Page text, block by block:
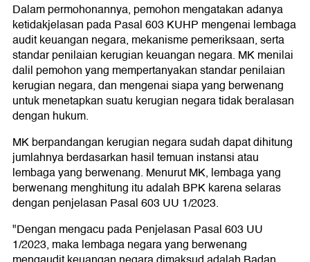
Dalam permohonannya, pemohon mengatakan adanya
ketidakjelasan pada Pasal 603 KUHP mengenai lembaga
audit keuangan negara, mekanisme pemeriksaan, serta
standar penilaian kerugian keuangan negara. MK menilai
dalil pemohon yang mempertanyakan standar penilaian
kerugian negara, dan mengenai siapa yang berwenang
untuk menetapkan suatu kerugian negara tidak beralasan
dengan hukum.
MK berpandangan kerugian negara sudah dapat dihitung
jumlahnya berdasarkan hasil temuan instansi atau
lembaga yang berwenang. Menurut MK, lembaga yang
berwenang menghitung itu adalah BPK karena selaras
dengan penjelasan Pasal 603 UU 1/2023.
"Dengan mengacu pada Penjelasan Pasal 603 UU
1/2023, maka lembaga negara yang berwenang